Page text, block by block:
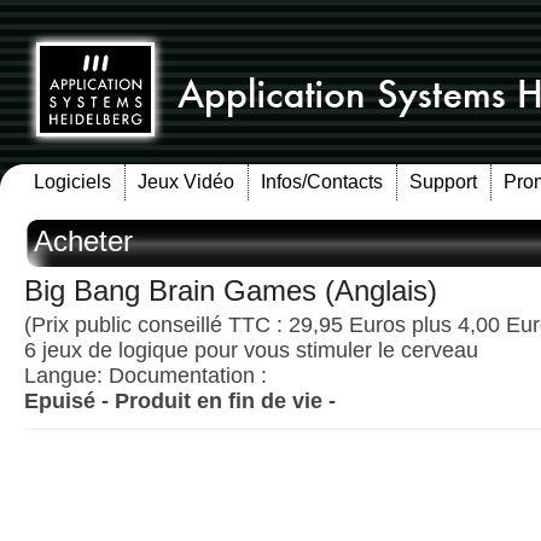
Logiciels Jeux Vidéo Infos/Contacts Support
Acheter
Big Bang Brain Games (Anglais)
(Prix public conseillé TTC : 29,95 Euros plus 4,00
6 jeux de logique pour vous stimuler le cerveau
Langue: Documentation :
Epuisé - Produit en fin de vie -